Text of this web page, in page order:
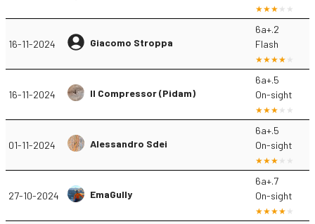
16-11-2024 Giacomo Stroppa
6a+.2
Flash
16-11-2024 Il Compressor (Pidam)
6a+.5
On-sight
01-11-2024 Alessandro Sdei
6a+.5
On-sight
27-10-2024 EmaGully
6a+.7
On-sight